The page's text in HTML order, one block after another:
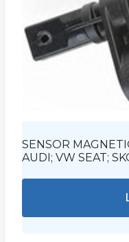
SENSOR
AUDI; VW SEAT;